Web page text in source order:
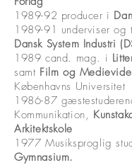
1989-92 producer i
1989-91 underviser og
Dansk System Industri
1989 cand. mag. i
samt Film og
Københavns Universitet
1986-87
Kommunikation,
Arkitektskole
1977 Musiksproglig
Gymnasium.